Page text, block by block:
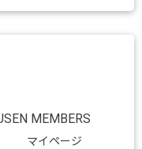
マイページ